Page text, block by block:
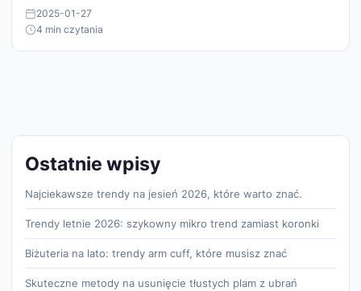
2025-01-27
4 min czytania
Ostatnie wpisy
Najciekawsze trendy na jesień 2026, które warto znać.
Trendy letnie 2026: szykowny mikro trend zamiast koronki
Biżuteria na lato: trendy arm cuff, które musisz znać
Skuteczne metody na usunięcie tłustych plam z ubrań